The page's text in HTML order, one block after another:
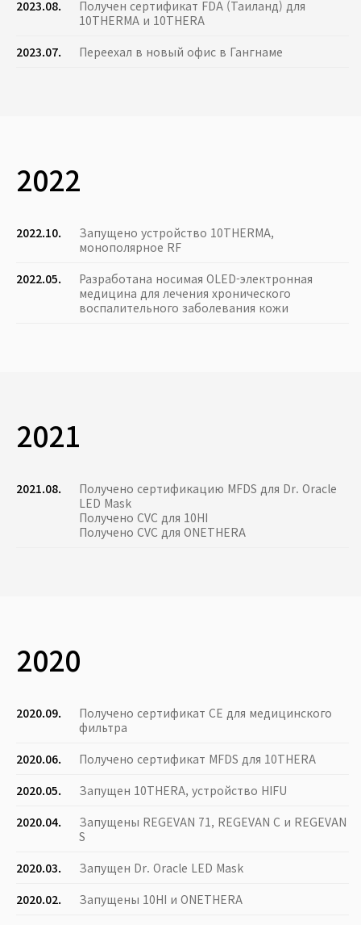
2023.08.
Получен сертификат FDA (Таиланд) для
10THERMA и 10THERA
2023.07.
Переехал в новый офис в Гангнаме
2022
2022.10.
Запущено устройство 10THERMA,
монополярное RF
2022.05.
Разработана носимая OLED-электронная
медицина для лечения хронического
воспалительного заболевания кожи
2021
2021.08.
Получено сертификацию MFDS для Dr. Oracle
LED Mask
Получено CVC для 10HI
Получено CVC для ONETHERA
2020
2020.09.
Получено сертификат CE для медицинского
фильтра
2020.06.
Получено сертификат MFDS для 10THERA
2020.05.
Запущен 10THERA, устройство HIFU
2020.04.
Запущены REGEVAN 71, REGEVAN C и REGEVAN
S
2020.03.
Запущен Dr. Oracle LED Mask
2020.02.
Запущены 10HI и ONETHERA